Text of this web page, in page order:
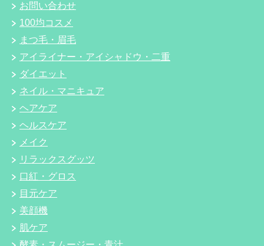
お問い合わせ
100均コスメ
まつ毛・眉毛
アイライナー・アイシャドウ・二重
ダイエット
ネイル・マニキュア
ヘアケア
ヘルスケア
メイク
リラックスグッツ
口紅・グロス
目元ケア
美顔機
肌ケア